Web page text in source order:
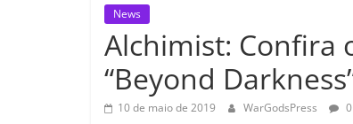
News
Alchimist: Confira
“Beyond
10 de maio de 2019 WarGodsPress